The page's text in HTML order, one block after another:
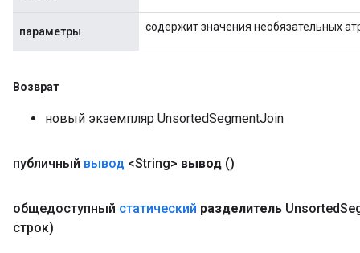
параметры содержит значения необязательных
Возврат
новый экземпляр UnsortedSegmentJoin
публичный вывод <String> вывод ()
общедоступный статический разделитель Unsorted
строк)